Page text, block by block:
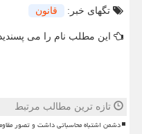
تگهای خبر:
قانون
این مطلب نام را می
تازه ترین مطالب مرتبط
دشمن اشتباه محاسباتی داشت و تصور